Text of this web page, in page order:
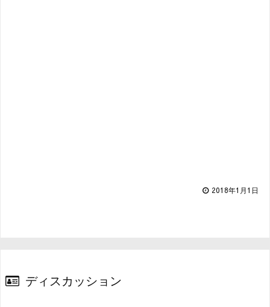
2018年1月1日
ディスカッション